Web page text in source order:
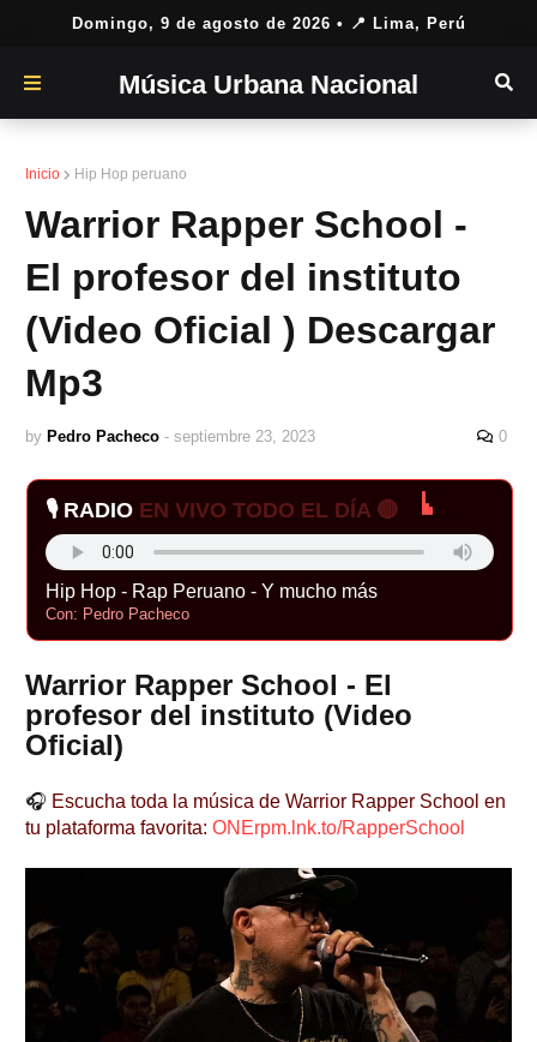
Domingo, 9 de agosto de 2026 • 📍 Lima, Perú
Música Urbana Nacional
Inicio Hip Hop peruano
Warrior Rapper School -
El profesor del instituto
(Video Oficial ) Descargar
Mp3
by Pedro Pacheco - septiembre 23, 2023 0
🎙️ RADIO EN VIVO TODO EL DÍA 🔴
Hip Hop - Rap Peruano - Y mucho más
Con: Pedro Pacheco
Warrior Rapper School - El
profesor del instituto (Video
Oficial)
🎧 Escucha toda la música de Warrior Rapper School en
tu plataforma favorita: ONErpm.lnk.to/RapperSchool